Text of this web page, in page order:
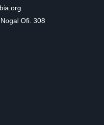
Ofi. 308